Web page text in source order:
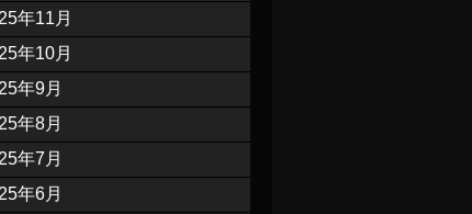
年11月
年10月
年9月
年8月
年7月
年6月